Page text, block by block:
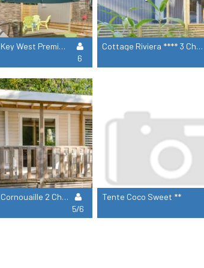
Cottage Key West Premium 3 Chambres 3 Salles De Bain 1 Jacuzzi
6
Cottage Riviera **** 3 Chambres 2 Salles De Bain
Cottage Cornouaille 2 Chambres ***
5/6
Tente Coco Sweet **